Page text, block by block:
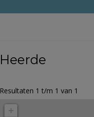
Heerde
Resultaten 1 t/m 1 van 1
+